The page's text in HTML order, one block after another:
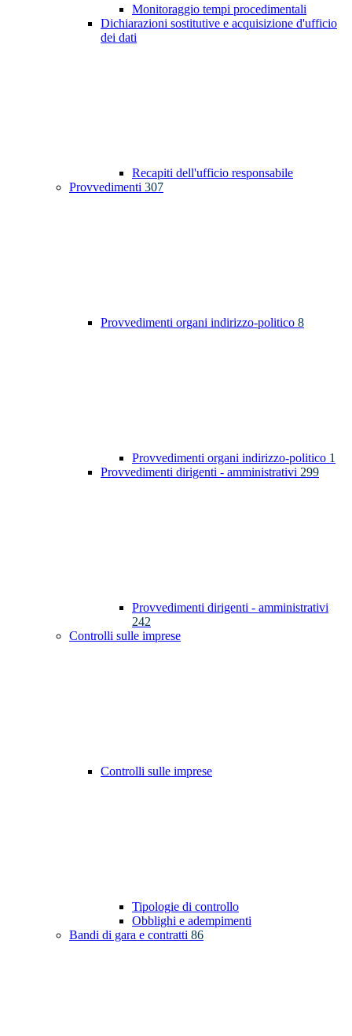
Monitoraggio tempi procedimentali
Dichiarazioni sostitutive e acquisizione d'ufficio
dei dati
Recapiti dell'ufficio responsabile
Provvedimenti 307
Provvedimenti organi indirizzo-politico 8
Provvedimenti organi indirizzo-politico 1
Provvedimenti dirigenti - amministrativi 299
Provvedimenti dirigenti - amministrativi
242
Controlli sulle imprese
Controlli sulle imprese
Tipologie di controllo
Obblighi e adempimenti
Bandi di gara e contratti 86